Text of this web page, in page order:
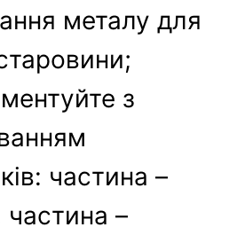
металу для
з
частина –
частина –